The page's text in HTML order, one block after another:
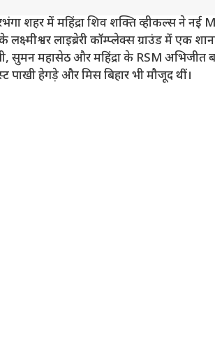
शहर में महिंद्रा शिव शक्ति व्हीकल्स ने नई
लक्ष्मीश्वर लाइब्रेरी कॉम्प्लेक्स ग्राउंड में
सुमन महासेठ और महिंद्रा के RSM अभिजीत
पाखी हेगड़े और मिस बिहार भी मौजूद थीं।